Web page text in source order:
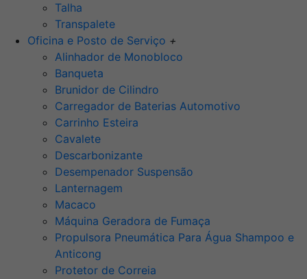
Talha
Transpalete
Oficina e Posto de Serviço +
Alinhador de Monobloco
Banqueta
Brunidor de Cilindro
Carregador de Baterias Automotivo
Carrinho Esteira
Cavalete
Descarbonizante
Desempenador Suspensão
Lanternagem
Macaco
Máquina Geradora de Fumaça
Propulsora Pneumática Para Água Shampoo e
Anticong
Protetor de Correia